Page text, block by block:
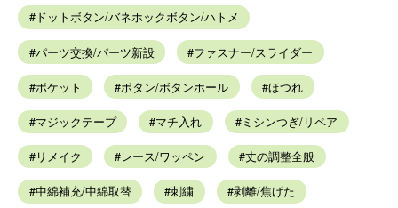
ドットボタン/バネホックボタン/ハトメ
パーツ交換/パーツ新設 ファスナー/スライダー
ポケット ボタン/ボタンホール ほつれ
マジックテープ マチ入れ ミシンつぎ/リペア
リメイク レース/ワッペン 丈の調整全般
中綿補充/中綿取替 刺繍 剥離/焦げた